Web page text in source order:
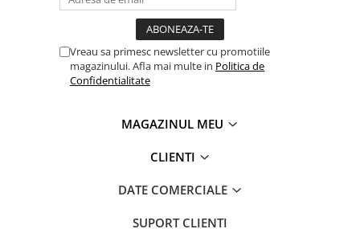
Vreau sa primesc newsletter cu promotiile
magazinului. Afla mai multe in Politica de
Confidentialitate
MAGAZINUL MEU
CLIENTI
DATE COMERCIALE
SUPORT CLIENTI